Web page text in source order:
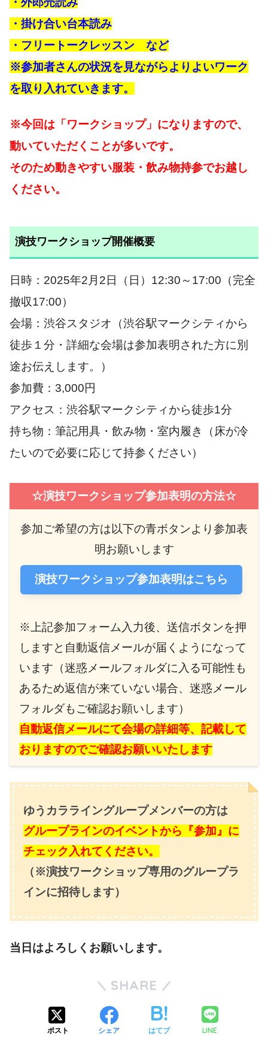
・掛け合い台本読み
・フリートークレッスン など
※参加者さんの状況を見ながらよりよいワーク
を取り入れていきます。
※今回は「ワークショップ」になりますので、
動いていただくことが多いです。
そのため動きやすい服装・飲み物持参でお越し
ください。
演技ワークショップ開催概要
日時：2025年2月2日（日）12:30～17:00（完全
撤収17:00）
会場：渋谷スタジオ（渋谷駅マークシティから
徒歩１分・詳細な会場は参加表明された方に別
途お伝えします。）
参加費：3,000円
アクセス：渋谷駅マークシティから徒歩1分
持ち物：筆記用具・飲み物・室内履き（床が冷
たいので必要に応じて持参ください）
☆演技ワークショップ参加表明の方法☆
参加ご希望の方は以下の青ボタンより参加表
明お願いします
演技ワークショップ参加表明はこちら
※上記参加フォーム入力後、送信ボタンを押
しますと自動返信メールが届くようになって
います（迷惑メールフォルダに入る可能性も
あるため返信が来ていない場合、迷惑メール
フォルダもご確認お願いします）
自動返信メールにて会場の詳細等、記載して
おりますのでご確認お願いいたします
ゆうカラライングループメンバーの方は
グループラインのイベントから『参加』に
チェック入れてください。
（※演技ワークショップ専用のグループラ
インに招待します）
当日はよろしくお願いします。
SHARE
ポスト シェア はてブ LINE